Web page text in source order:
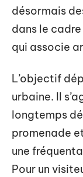
désormais
dans le
qui associe
L’objectif
urbaine. Il
longtemps
promenade
une
Pour un